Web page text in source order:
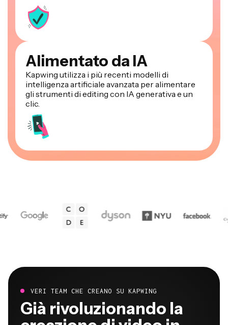
Alimentato da IA
Kapwing utilizza i più recenti modelli di
intelligenza artificiale avanzata per alimentare
gli strumenti di editing con IA generativa e un
clic.
VERI TEAM CHE CREANO SU KAPWING
Già rivoluzionando la